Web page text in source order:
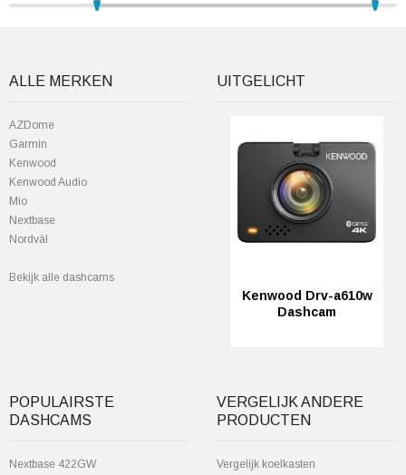
ALLE MERKEN
AZDome
Garmin
Kenwood
Kenwood Audio
Mio
Nextbase
Nordväl
Bekijk alle dashcams
UITGELICHT
Kenwood Drv-a610w
Dashcam
POPULAIRSTE
DASHCAMS
Nextbase 422GW
VERGELIJK ANDERE
PRODUCTEN
Vergelijk koelkasten